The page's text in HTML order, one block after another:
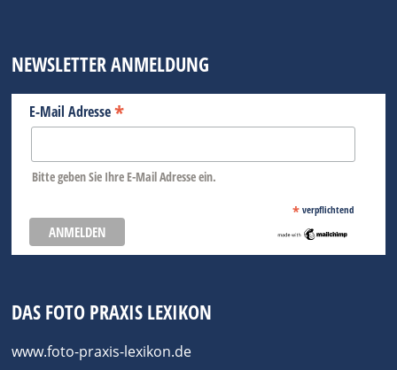
NEWSLETTER ANMELDUNG
E-Mail Adresse*
Bitte geben Sie Ihre E-Mail Adresse ein.
* verpflichtend
DAS FOTO PRAXIS LEXIKON
www.foto-praxis-lexikon.de